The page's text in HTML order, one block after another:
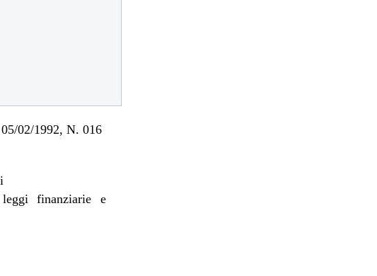
02/1992, N. 016
finanziarie e